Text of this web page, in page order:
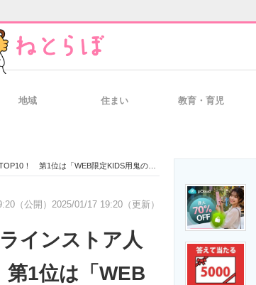
経営リーダーのコミュニティ
製造業のIT導入・活用を支援
地域 住まい 教育・育児
限定KIDS用鬼のウィッグ」【2025年1月14日18時時点】
（公開） 2025/01/17 19:20（更新）
インストア人
1位は「WEB